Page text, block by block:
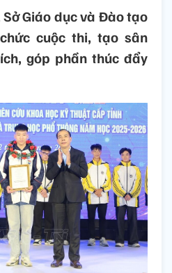
Giáo dục và Đào tạo
cuộc thi, tạo sân
góp phần thúc đẩy